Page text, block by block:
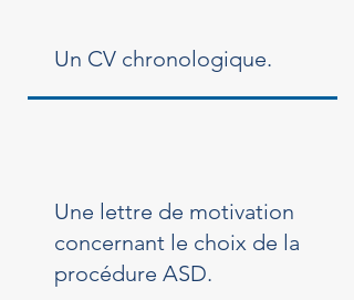
Un CV chronologique.
Une lettre de motivation
concernant le choix de la
procédure ASD.